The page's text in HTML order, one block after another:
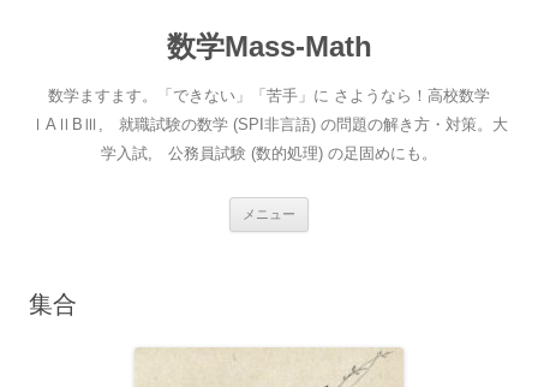
数学Mass-Math
数学ますます。「できない」「苦手」に さようなら！高校数学
ⅠAⅡBⅢ, 就職試験の数学 (SPI非言語) の問題の解き方・対策。大
学入試, 公務員試験 (数的処理) の足固めにも。
メニュー
集合